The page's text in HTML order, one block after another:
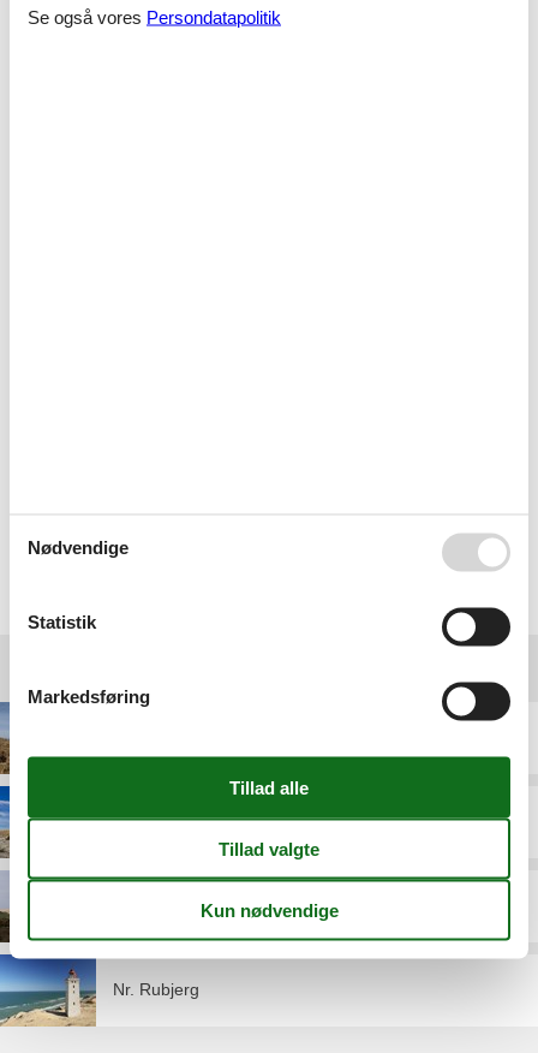
ring på 8724 2251.
Grønhøj Strand
Nr. Rubjerg
Se også vores Persondatapolitik
Nødvendige
Statistik
Markedsføring